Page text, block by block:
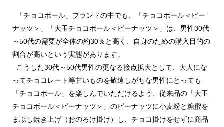
「チョコボール」ブランドの中でも、「チョコボール＜ピー
ナッツ＞」「大玉チョコボール＜ピーナッツ＞」は、男性30代
～50代の需要が全体の約30％と高く、自身のための購入目的の
割合が高いという実態があります。
こうした30代～50代男性の更なる接点拡大として、大人にな
ってチョコレート等甘いものを敬遠しがちな男性にとっても
「チョコボール」を楽しんでいただけるよう、従来品の「大玉
チョコボール＜ピーナッツ＞」のピーナッツに小麦粉と糖蜜を
まぶし焼き上げ（おのろけ掛け）し、チョコ掛けをせずに商品